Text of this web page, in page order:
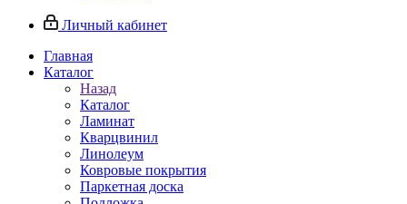
Личный кабинет
Главная
Каталог
Назад
Каталог
Ламинат
Кварцвинил
Линолеум
Ковровые покрытия
Паркетная доска